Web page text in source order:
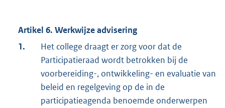
Artikel 6. Werkwijze advisering
1.
Het college draagt er zorg voor dat de
Participatieraad wordt betrokken bij de
voorbereiding-, ontwikkeling- en evaluatie van
beleid en regelgeving op de in de
participatieagenda benoemde onderwerpen